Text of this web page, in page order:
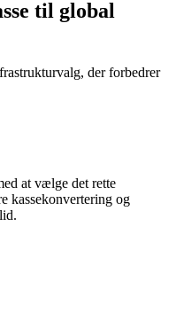
til global
der forbedrer
at vælge det rette
kassekonvertering og